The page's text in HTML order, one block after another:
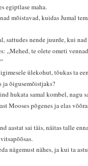
egiptlase maha.
mõistavad, kuidas Jumal
sattudes nende juurde, kui
„Mehed, te olete ometi
ülekohut, tõukas ta
ja õigusemõistjaks?
hukata samal kombel, nagu
Mooses põgenes ja elas
aastat sai täis, näitas talle
nägemust nähes, ja kui ta